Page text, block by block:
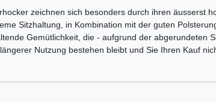
zeichnen sich besonders durch ihren äusserst
Sitzhaltung, in Kombination mit der guten
Gemütlichkeit, die - aufgrund der abgerundeten
Nutzung bestehen bleibt und Sie Ihren Kauf